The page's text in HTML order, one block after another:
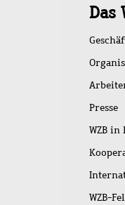
Das
Presse
WZB
WZB-